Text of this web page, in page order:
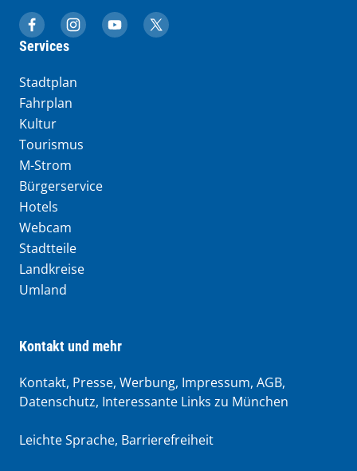
muenchen.de auf Facebook
muenchen.de auf Instagram
muenchen.de auf YouTube
muenchen.de auf X
Services
Stadtplan
Fahrplan
Kultur
Tourismus
M-Strom
Bürgerservice
Hotels
Webcam
Stadtteile
Landkreise
Umland
Kontakt und mehr
Kontakt, Presse, Werbung, Impressum, AGB,
Datenschutz, Interessante Links zu München
Leichte Sprache, Barrierefreiheit